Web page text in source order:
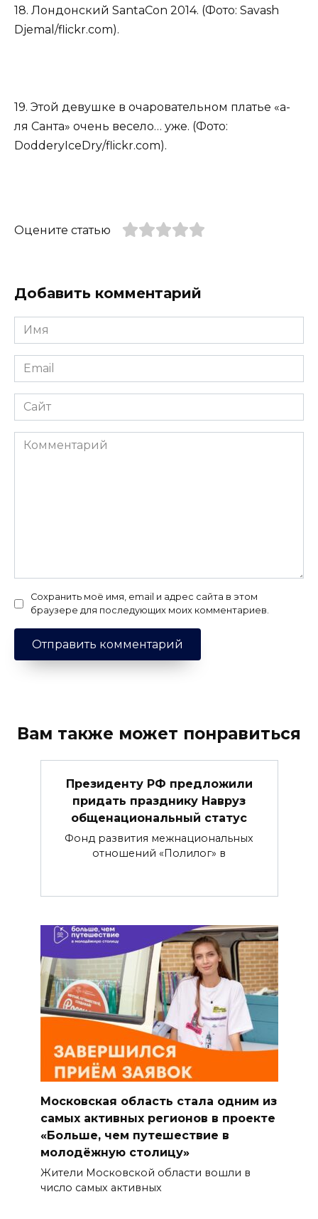
18. Лондонский SantaCon 2014. (Фото: Savash
Djemal/flickr.com).
19. Этой девушке в очаровательном платье «а-
ля Санта» очень весело… уже. (Фото:
DodderyIceDry/flickr.com).
Оцените статью
Добавить комментарий
Имя
*
Email
*
Сайт
Комментарий
Сохранить моё имя, email и адрес сайта в этом
браузере для последующих моих комментариев.
Вам также может понравиться
Президенту РФ предложили
придать празднику Навруз
общенациональный статус
Фонд развития межнациональных
отношений «Полилог» в
Московская область стала одним из
самых активных регионов в проекте
«Больше, чем путешествие в
молодёжную столицу»
Жители Московской области вошли в
число самых активных